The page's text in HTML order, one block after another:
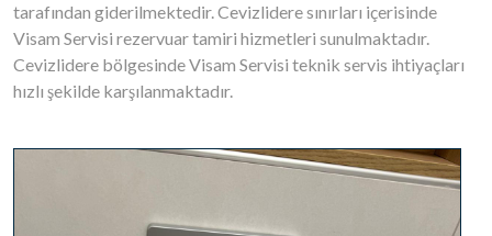
tarafından giderilmektedir. Cevizlidere sınırları içerisinde
Visam Servisi rezervuar tamiri hizmetleri sunulmaktadır.
Cevizlidere bölgesinde Visam Servisi teknik servis ihtiyaçları
hızlı şekilde karşılanmaktadır.